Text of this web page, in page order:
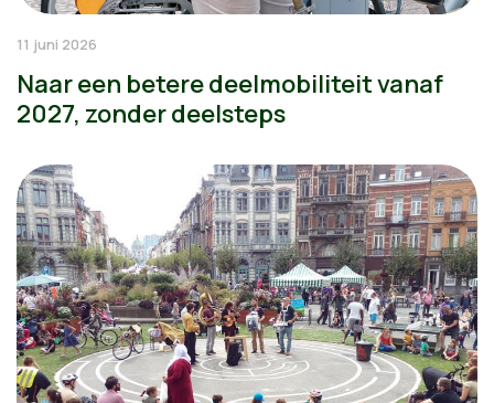
11 juni 2026
Naar een betere deelmobiliteit vanaf
2027, zonder deelsteps